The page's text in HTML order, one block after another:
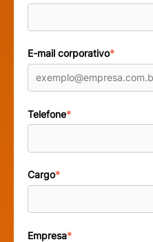
E-mail corporativo*
Telefone*
Cargo*
Empresa*